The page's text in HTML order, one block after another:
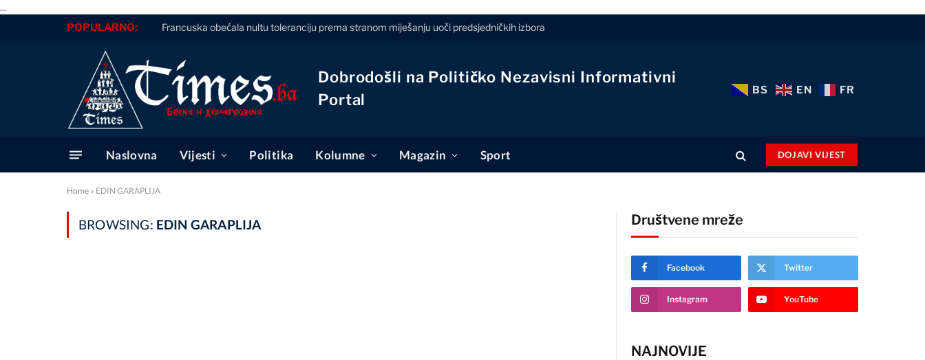
...
POPULARNO: Francuska obećala nultu toleranciju prema stranom miješanju uoči predsjedničkih izbora
Dobrodošli na Političko Nezavisni Informativni
Portal
BS EN FR
Naslovna Vijesti Politika Kolumne Magazin Sport DOJAVI VIJEST
Home » EDIN GARAPLIJA
BROWSING: EDIN GARAPLIJA Društvene mreže
Facebook Twitter
Instagram YouTube
NAJNOVIJE